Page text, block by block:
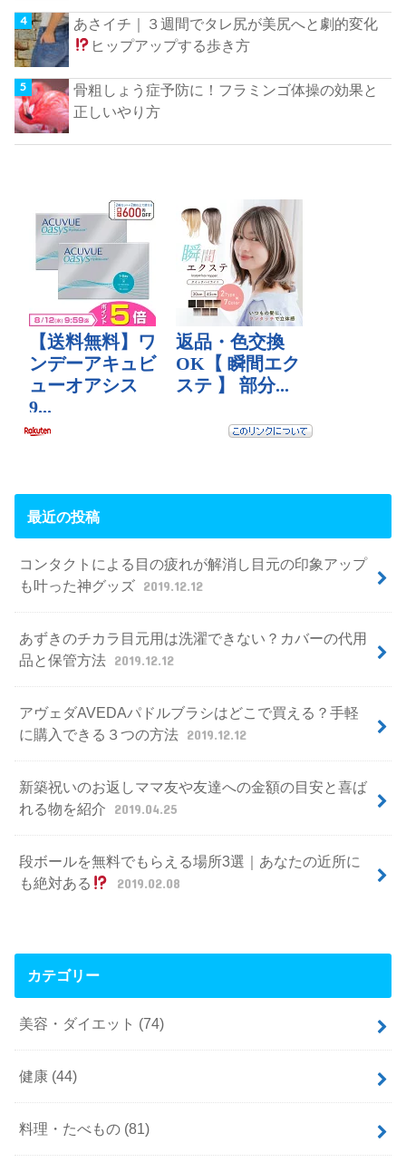
あさイチ｜３週間でタレ尻が美尻へと劇的変化
ヒップアップする歩き方
骨粗しょう症予防に！フラミンゴ体操の効果と
正しいやり方
最近の投稿
コンタクトによる目の疲れが解消し目元の印象アップ
も叶った神グッズ 2019.12.12
あずきのチカラ目元用は洗濯できない？カバーの代用
品と保管方法 2019.12.12
アヴェダAVEDAパドルブラシはどこで買える？手軽
に購入できる３つの方法 2019.12.12
新築祝いのお返しママ友や友達への金額の目安と喜ば
れる物を紹介
2019.04.25
段ボールを無料でもらえる場所3選｜あなたの近所に
も絶対ある
2019.02.08
カテゴリー
美容・ダイエット (74)
健康 (44)
料理・たべもの (81)